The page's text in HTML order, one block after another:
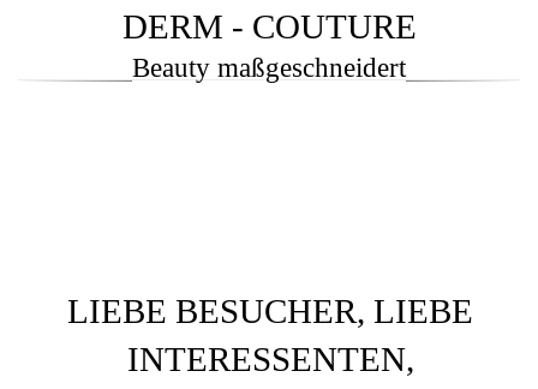
DERM - COUTURE
Beauty maßgeschneidert
LIEBE BESUCHER, LIEBE
INTERESSENTEN,